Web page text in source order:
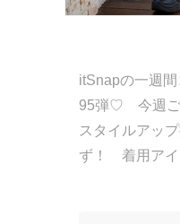
itSnapの一週
95弾♡ 今週ご
スタイルアッ
ず！ 着用アイ